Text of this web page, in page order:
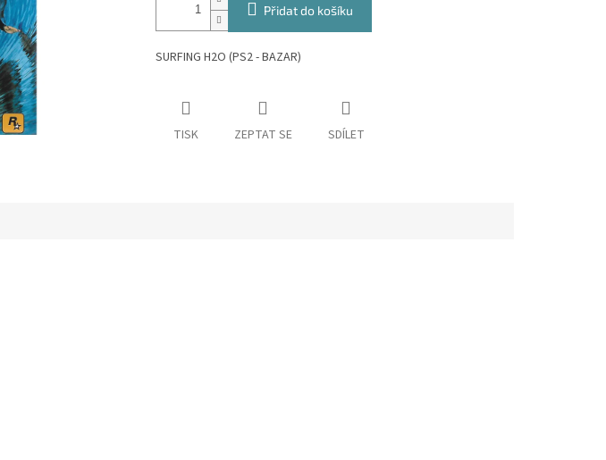
Přidat do košíku
SURFING H2O (PS2 - BAZAR)
TISK ZEPTAT SE SDÍLET